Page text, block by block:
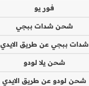
فور يو
شحن شدات ببجي
شدات ببجي عن طريق الايدي
شحن يلا لودو
شحن لودو عن طريق الايدي